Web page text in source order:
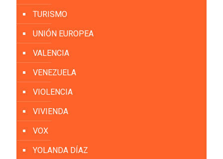
TURISMO
UNIÓN EUROPEA
VALENCIA
VENEZUELA
VIOLENCIA
VIVIENDA
VOX
YOLANDA DÍAZ